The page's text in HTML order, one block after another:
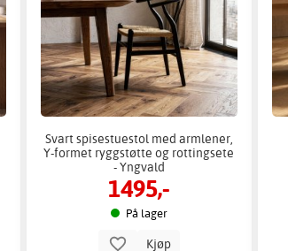
Svart spisestuestol med armlener,
Y-formet ryggstøtte og rottingsete
- Yngvald
1495,-
På lager
Kjøp